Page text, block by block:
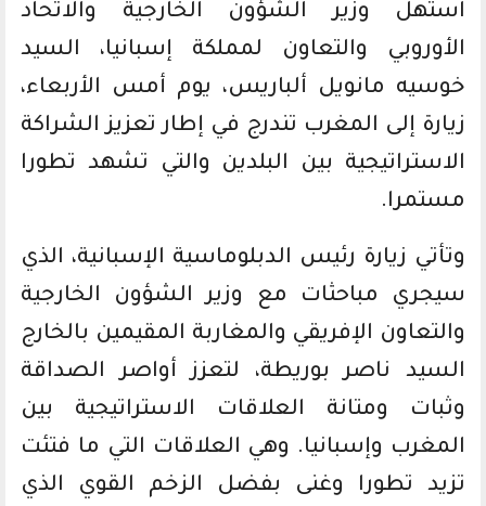
استهل وزير الشؤون الخارجية والاتحاد
الأوروبي والتعاون لمملكة إسبانيا، السيد
خوسيه مانويل ألباريس، يوم أمس الأربعاء،
زيارة إلى المغرب تندرج في إطار تعزيز الشراكة
الاستراتيجية بين البلدين والتي تشهد تطورا
مستمرا.
وتأتي زيارة رئيس الدبلوماسية الإسبانية، الذي
سيجري مباحثات مع وزير الشؤون الخارجية
والتعاون الإفريقي والمغاربة المقيمين بالخارج
السيد ناصر بوريطة، لتعزز أواصر الصداقة
وثبات ومتانة العلاقات الاستراتيجية بين
المغرب وإسبانيا. وهي العلاقات التي ما فتئت
تزيد تطورا وغنى بفضل الزخم القوي الذي